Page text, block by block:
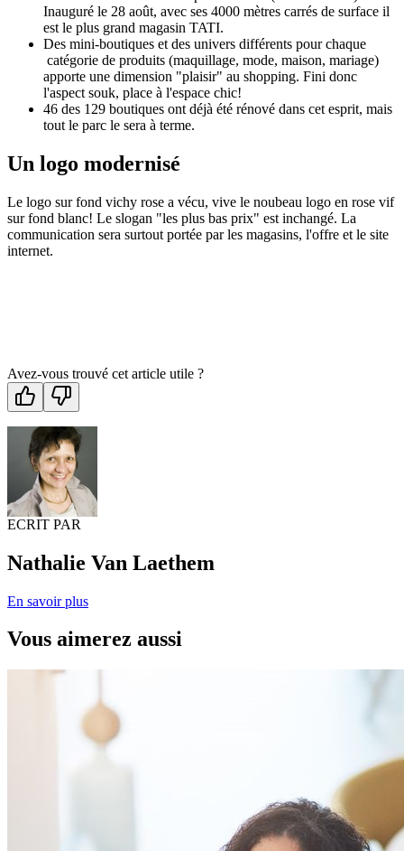
Inauguré le 28 août, avec ses 4000 mètres carrés de surface il
est le plus grand magasin TATI.
Des mini-boutiques et des univers différents pour chaque
catégorie de produits (maquillage, mode, maison, mariage)
apporte une dimension "plaisir" au shopping. Fini donc
l'aspect souk, place à l'espace chic!
46 des 129 boutiques ont déjà été rénové dans cet esprit, mais
tout le parc le sera à terme.
Un logo modernisé
Le logo sur fond vichy rose a vécu, vive le noubeau logo en rose vif
sur fond blanc! Le slogan "les plus bas prix" est inchangé. La
communication sera surtout portée par les magasins, l'offre et le site
internet.
Avez-vous trouvé cet article utile ?
ECRIT PAR
Nathalie Van Laethem
En savoir plus
Vous aimerez aussi